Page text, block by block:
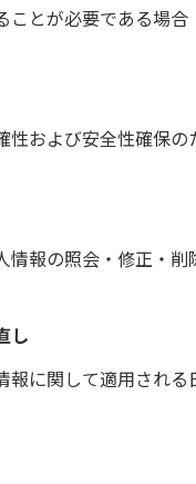
ことが必要である場合
および安全性確保の
情報の照会・修正・
し
報に関して適用され